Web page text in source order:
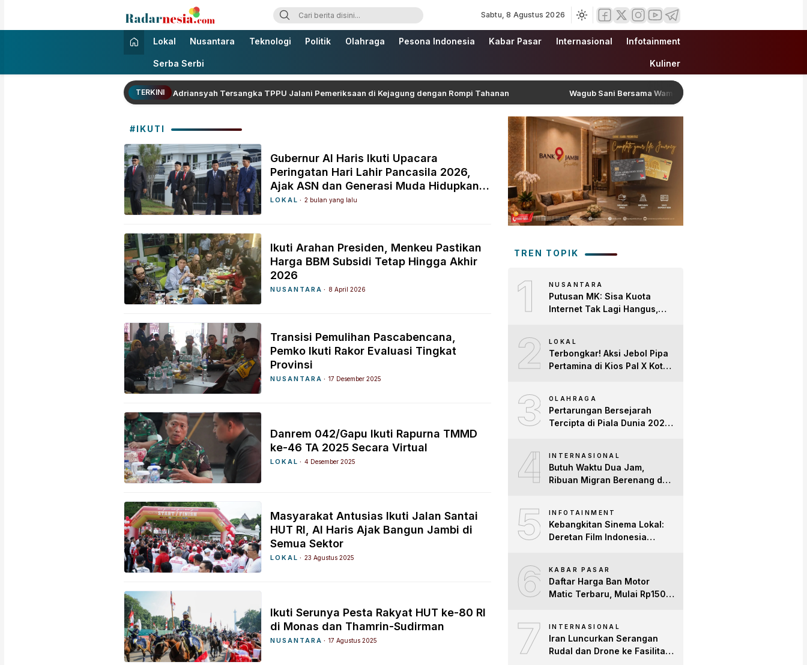
Radarnesia
Enak Dibaca
Sabtu, 8 Agustus 2026
Lokal Nusantara Teknologi Politik Olahraga Pesona Indonesia Kabar Pasar Internasional Infotainment
Serba Serbi Kuliner
TERKINI
Febrie Adriansyah Tersangka TPPU Jalani Pemeriksaan di Kejagung dengan Rompi Tahanan Wagub Sani Bersama Wamen Dikdasmen RI Luncurkan Aplikasi
#IKUTI
Gubernur Al Haris Ikuti Upacara
Peringatan Hari Lahir Pancasila 2026,
Ajak ASN dan Generasi Muda Hidupkan
Nilai Pancasila
LOKAL 2 bulan yang lalu
Ikuti Arahan Presiden, Menkeu Pastikan
Harga BBM Subsidi Tetap Hingga Akhir
2026
NUSANTARA 8 April 2026
Transisi Pemulihan Pascabencana,
Pemko Ikuti Rakor Evaluasi Tingkat
Provinsi
NUSANTARA 17 Desember 2025
Danrem 042/Gapu Ikuti Rapurna TMMD
ke-46 TA 2025 Secara Virtual
LOKAL 4 Desember 2025
Masyarakat Antusias Ikuti Jalan Santai
HUT RI, Al Haris Ajak Bangun Jambi di
Semua Sektor
LOKAL 23 Agustus 2025
Ikuti Serunya Pesta Rakyat HUT ke-80 RI
di Monas dan Thamrin-Sudirman
NUSANTARA 17 Agustus 2025
TREN TOPIK
1 NUSANTARA
Putusan MK: Sisa Kuota
Internet Tak Lagi Hangus,
2 LOKAL
Terbongkar! Aksi Jebol Pipa
Pertamina di Kios Pal X Kota
3 OLAHRAGA
Pertarungan Bersejarah
Tercipta di Piala Dunia 2026:
4 INTERNASIONAL
Butuh Waktu Dua Jam,
Ribuan Migran Berenang dari
5 INFOTAINMENT
Kebangkitan Sinema Lokal:
Deretan Film Indonesia
Global
6 KABAR PASAR
Daftar Harga Ban Motor
Matic Terbaru, Mulai Rp150
7 INTERNASIONAL
Iran Luncurkan Serangan
Rudal dan Drone ke Fasilitas